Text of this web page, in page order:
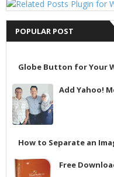
POPULAR POST
Globe Button for Your
Add Yahoo!
How to Separate an
Free